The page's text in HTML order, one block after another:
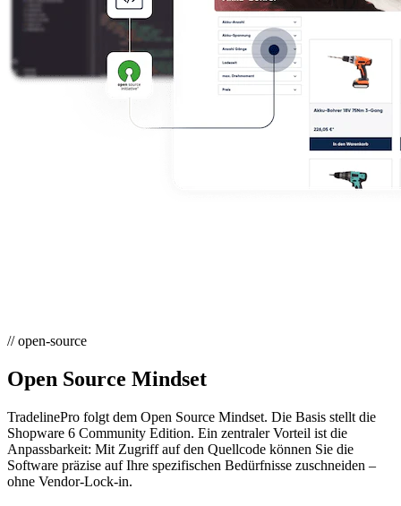
// open-source
Open Source Mindset
TradelinePro folgt dem Open Source Mindset. Die Basis stellt die
Shopware 6 Community Edition. Ein zentraler Vorteil ist die
Anpassbarkeit: Mit Zugriff auf den Quellcode können Sie die
Software präzise auf Ihre spezifischen Bedürfnisse zuschneiden –
ohne Vendor-Lock-in.